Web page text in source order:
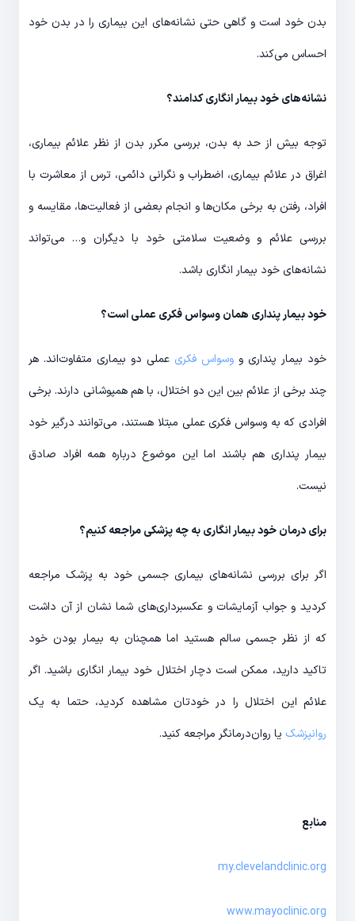
بدن خود است و گاهی حتی نشانه‌های این بیماری را در بدن خود
احساس می‌کند.
نشانه‌های خود بیمار انگاری کدامند؟
توجه بیش از حد به بدن، بررسی مکرر بدن از نظر علائم بیماری،
اغراق در علائم بیماری، اضطراب و نگرانی دائمی، ترس از معاشرت با
افراد، رفتن به برخی مکان‌ها و انجام بعضی از فعالیت‌ها، مقایسه و
بررسی علائم و وضعیت سلامتی خود با دیگران و… می‌تواند
نشانه‌های خود بیمار انگاری باشد.
خود بیمار پنداری همان وسواس فکری عملی است؟
خود بیمار پنداری و وسواس فکری عملی دو بیماری متفاوت‌اند. هر
چند برخی از علائم بین این دو اختلال، با هم همپوشانی دارند. برخی
افرادی که به وسواس فکری عملی مبتلا هستند، می‌توانند درگیر خود
بیمار پنداری هم باشند اما این موضوع درباره همه افراد صادق
نیست.
برای درمان خود بیمار انگاری به چه پزشکی مراجعه کنیم؟
اگر برای بررسی نشانه‌های بیماری جسمی خود به پزشک مراجعه
کردید و جواب آزمایشات و عکسبرداری‌های شما نشان از آن داشت
که از نظر جسمی سالم هستید اما همچنان به بیمار بودن خود
تاکید دارید، ممکن است دچار اختلال خود بیمار انگاری باشید. اگر
علائم این اختلال را در خودتان مشاهده کردید، حتما به یک
روانپزشک یا روان‌درمانگر مراجعه کنید.
منابع
my.clevelandclinic.org
www.mayoclinic.org